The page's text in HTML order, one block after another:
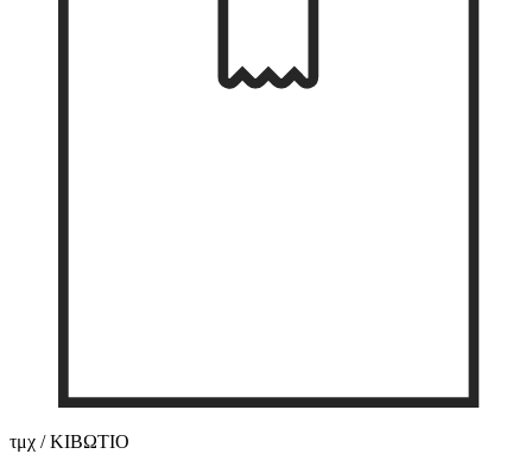
τμχ / ΚΙΒΩΤΙΟ